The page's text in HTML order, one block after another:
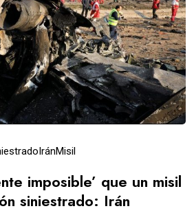
IránMisil
imposible’ que un misil
siniestrado: Irán